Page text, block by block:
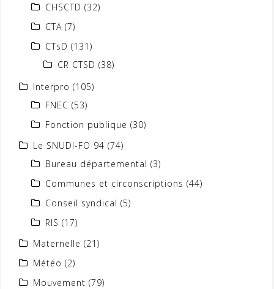
CHSCTD (32)
CTA (7)
CTsD (131)
CR CTSD (38)
Interpro (105)
FNEC (53)
Fonction publique (30)
Le SNUDI-FO 94 (74)
Bureau départemental (3)
Communes et circonscriptions (44)
Conseil syndical (5)
RIS (17)
Maternelle (21)
Météo (2)
Mouvement (79)